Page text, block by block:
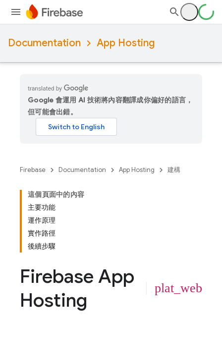
Documentation App Hosting
Google 會運用 AI 技術將內容翻譯成你偏好的語言，
但可能會出錯。
Firebase Documentation App Hosting 建構
這個頁面中的內容
主要功能
運作原理
實作路徑
後續步驟
Firebase App
Hosting
plat_web